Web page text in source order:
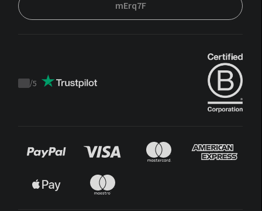
mErq7F
Trustpilot
/5